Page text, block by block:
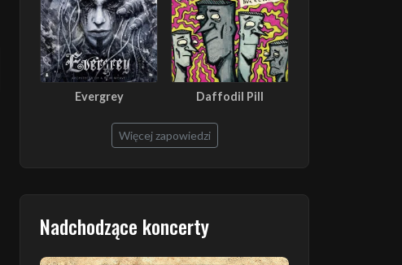
Evergrey Daffodil Pill
Więcej zapowiedzi
Nadchodzące koncerty